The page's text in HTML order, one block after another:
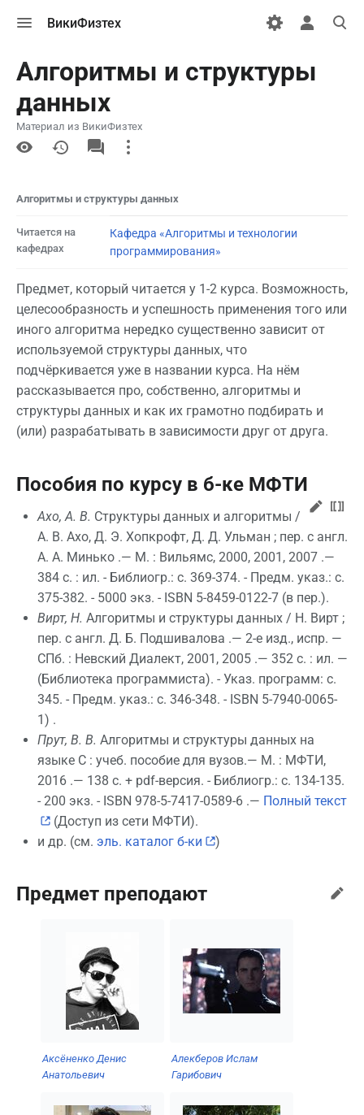
меню
ВикиФизтех
Открыть
поиск
Алгоритмы и структуры
данных
Материал из ВикиФизтех
More
actions
Алгоритмы и структуры данных
Читается на
кафедрах
Кафедра «Алгоритмы и технологии
программирования»
Предмет, который читается у 1-2 курса. Возможность,
целесообразность и успешность применения того или
иного алгоритма нередко существенно зависит от
используемой структуры данных, что
подчёркивается уже в названии курса. На нём
рассказывается про, собственно, алгоритмы и
структуры данных и как их грамотно подбирать и
(или) разрабатывать в зависимости друг от друга.
Пособия по курсу в б-ке МФТИ
Ахо, А. В. Структуры данных и алгоритмы /
А. В. Ахо, Д. Э. Хопкрофт, Д. Д. Ульман ; пер. с англ.
А. А. Минько .— М. : Вильямс, 2000, 2001, 2007 .—
384 с. : ил. - Библиогр.: с. 369-374. - Предм. указ.: с.
375-382. - 5000 экз. - ISBN 5-8459-0122-7 (в пер.).
Вирт, Н. Алгоритмы и структуры данных / Н. Вирт ;
пер. с англ. Д. Б. Подшивалова .— 2-е изд., испр. —
СПб. : Невский Диалект, 2001, 2005 .— 352 с. : ил. —
(Библиотека программиста). - Указ. программ: с.
345. - Предм. указ.: с. 346-348. - ISBN 5-7940-0065-
1) .
Прут, В. В. Алгоритмы и структуры данных на
языке С : учеб. пособие для вузов.— М. : МФТИ,
2016 .— 138 с. + pdf-версия. - Библиогр.: с. 134-135.
- 200 экз. - ISBN 978-5-7417-0589-6 .— Полный текст
(Доступ из сети МФТИ).
и др. (см. эль. каталог б-ки )
Предмет преподают
Аксёненко Денис
Анатольевич
Алекберов Ислам
Гарибович